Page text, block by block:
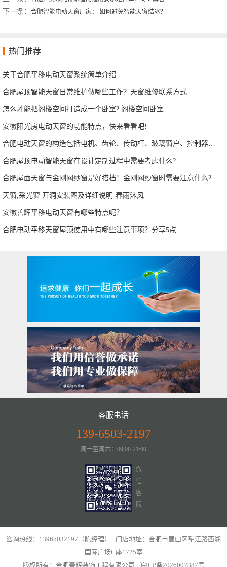
下一条： 合肥智能电动天窗厂家： 如何避免智能天窗结冰？
热门推荐
关于合肥平移电动天窗系统简单介绍
合肥屋顶智能天窗日常维护做哪些工作？天窗维修联系方式
怎么才能把阁楼空间打造成一个卧室? 阁楼空间卧室
安徽阳光房电动天窗的功能特点，快来看看吧!
合肥屋顶电动智能天窗在设计定制过程中需要考虑什么?
合肥屋面天窗与金刚网纱窗是好搭档！金刚网纱窗时需要注意什么?
天窗,采光窗 开洞安装图及详细说明-春雨沐风
安徽善辉平移电动天窗有哪些特点呢？
合肥电动平移天窗屋顶使用中有哪些注意事项？分享5点
客服电话
139-6503-2197
周一至周六：09:00-21:00
微
信
客
服
咨询热线：13965032197（陈经理） 门店地址：合肥市蜀山区望江路西湖
国际广场C座1725室
版权所有：合肥善辉装饰工程有限公司 皖ICP备2026007887号